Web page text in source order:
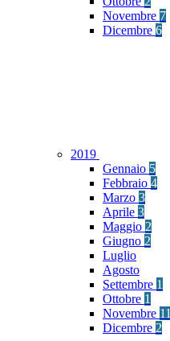
Novembre 7
Dicembre 6
2019
Gennaio 5
Febbraio 4
Marzo 3
Aprile 3
Maggio 2
Giugno 2
Luglio
Agosto
Settembre 1
Ottobre 1
Novembre 11
Dicembre 2